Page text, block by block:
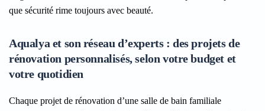
que sécurité rime toujours avec beauté.
Aqualya et son réseau d’experts : des projets de
rénovation personnalisés, selon votre budget et
votre quotidien
Chaque projet de rénovation d’une salle de bain familiale